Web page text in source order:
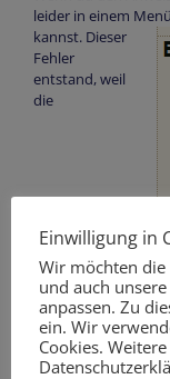
leider in einem
kannst. Dieser
Fehler
entstand, weil
die
Stattdessen musst
Auswahlleiste links
Einwilligung in
Wir möchten
und auch
anpassen. Zu
ein. Wir
Cookies.